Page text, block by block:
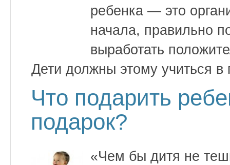
ребенка — это
начала, правильно
выработать
Дети должны этому учиться
Что подарить
подарок?
«Чем бы дитя не